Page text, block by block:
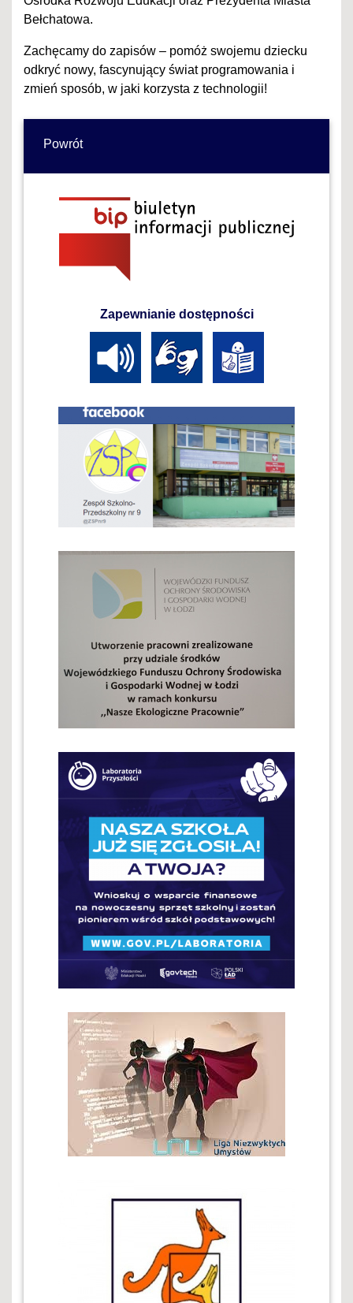
Bełchatowa.
Zachęcamy do zapisów – pomóż swojemu dziecku
odkryć nowy, fascynujący świat programowania i
zmień sposób, w jaki korzysta z technologii!
Powrót
Zapewnianie dostępności